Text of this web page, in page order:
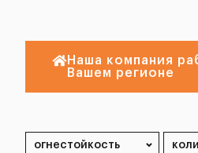
Наша компания
Вашем регионе